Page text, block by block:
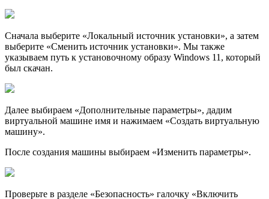
Сначала выберите «Локальный источник установки», а затем
выберите «Сменить источник установки». Мы также
указываем путь к установочному образу Windows 11, который
был скачан.
Далее выбираем «Дополнительные параметры», дадим
виртуальной машине имя и нажимаем «Создать виртуальную
машину».
После создания машины выбираем «Изменить параметры».
Проверьте в разделе «Безопасность» галочку «Включить